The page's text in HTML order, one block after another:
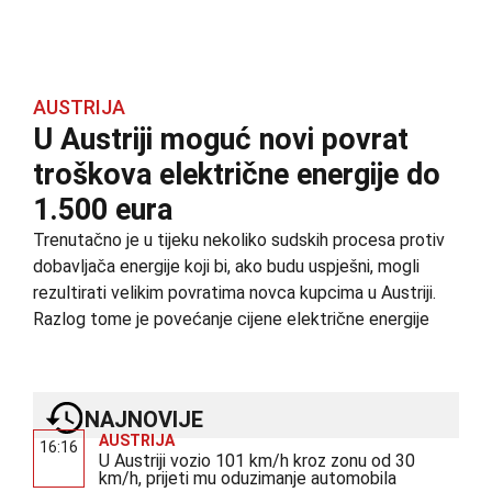
AUSTRIJA
U Austriji moguć novi povrat
troškova električne energije do
1.500 eura
Trenutačno je u tijeku nekoliko sudskih procesa protiv
dobavljača energije koji bi, ako budu uspješni, mogli
rezultirati velikim povratima novca kupcima u Austriji.
Razlog tome je povećanje cijene električne energije
NAJNOVIJE
16:16 AUSTRIJA
U Austriji vozio 101 km/h kroz zonu od 30
km/h, prijeti mu oduzimanje automobila